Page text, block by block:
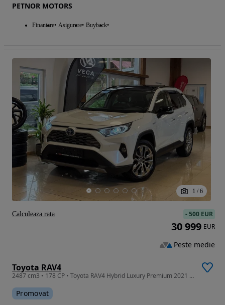
PETNOR MOTORS
Finantare Asigurare Buyback
1 / 6
Toyota RAV4
2487 cm3 • 178 CP • Toyota RAV4 Hybrid Luxury Premium 2021 – Full Option –
Promovat
-500 EUR
30 999 EUR
Peste medie
Calculeaza rata